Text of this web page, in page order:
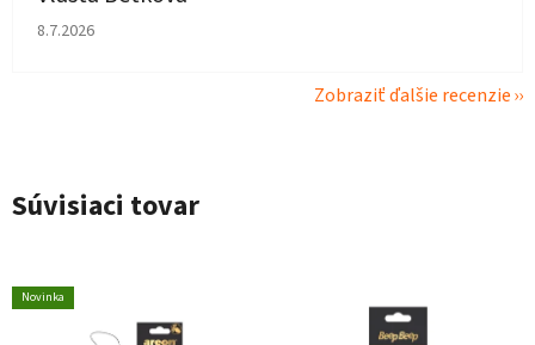
Hodnotenie obchodu je 4 z 5 hviezdičiek.
8.7.2026
Zobraziť ďalšie recenzie
Súvisiaci tovar
Novinka